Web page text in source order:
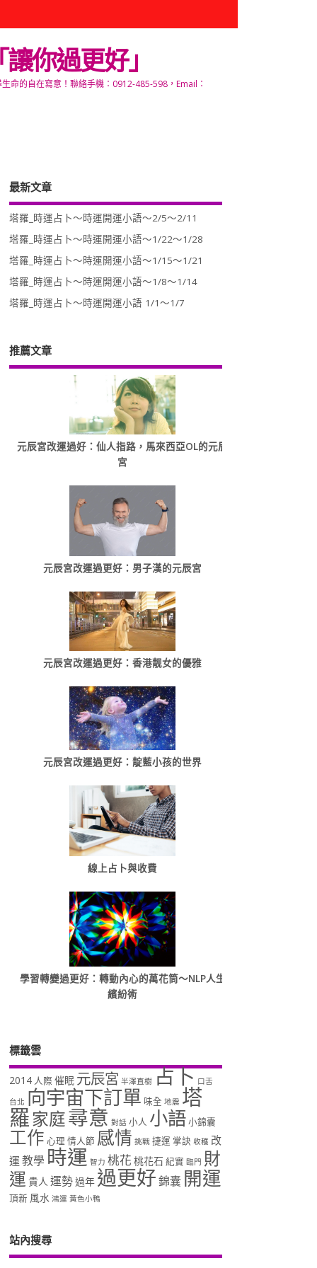
你過更好」
命的自在寫意！聯絡手機：0912-485-598，Email：
最新文章
塔羅_時運占卜～時運開運小語～2/5～2/11
塔羅_時運占卜～時運開運小語～1/22～1/28
塔羅_時運占卜～時運開運小語～1/15～1/21
塔羅_時運占卜～時運開運小語～1/8～1/14
塔羅_時運占卜～時運開運小語 1/1～1/7
推薦文章
元辰宮改運過好：仙人指路，馬來西亞OL的元辰
宮
元辰宮改運過更好：男子漢的元辰宮
元辰宮改運過更好：香港靓女的優雅
元辰宮改運過更好：靛藍小孩的世界
線上占卜與收費
學習轉變過更好：轉動內心的萬花筒～NLP人生
繽紛術
標籤雲
2014 人際 催眠 元辰宮 半澤直樹 占卜 口舌
台北 向宇宙下訂單 味全 地震 塔
羅家庭尋意 對話 小人 小語 小錦囊
工作 心理 情人節 感情 挑戰 捷運 掌訣 收穫 改
運 教學 時運 智力 桃花 桃花石 紀實 臨門 財
運 貴人 運勢過年 過更好錦囊 開運
頂新 風水 鴻運 黃色小鴨
站內搜尋